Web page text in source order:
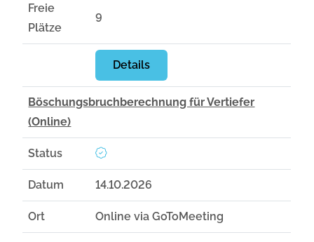
Freie
Plätze
9
Details
Böschungsbruchberechnung für Vertiefer
(Online)
Status
Datum 14.10.2026
Ort Online via GoToMeeting